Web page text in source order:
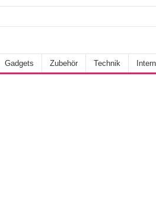
Gadgets Zubehör Technik